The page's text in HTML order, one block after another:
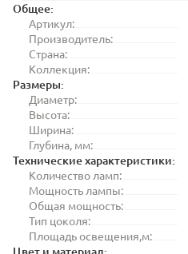
Общее:
Артикул:
Производитель:
Страна:
Коллекция:
Размеры:
Диаметр:
Высота:
Ширина:
Глубина, мм:
Технические характеристики:
Количество ламп:
Мощность лампы:
Общая мощность:
Тип цоколя:
Площадь освещения,м: